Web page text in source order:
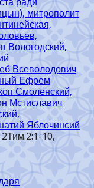
ради
митрополит
Вологодский,
Всеволодович
Ефрем
Смоленский,
Мстиславич
Яблочинсий
10,